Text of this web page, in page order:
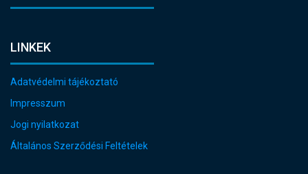
LINKEK
Adatvédelmi tájékoztató
Impresszum
Jogi nyilatkozat
Általános Szerződési Feltételek